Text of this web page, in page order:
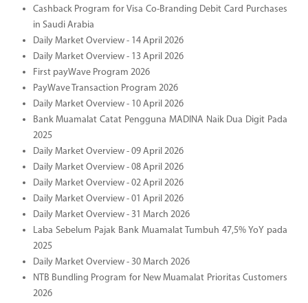
Cashback Program for Visa Co-Branding Debit Card Purchases
in Saudi Arabia
Daily Market Overview - 14 April 2026
Daily Market Overview - 13 April 2026
First payWave Program 2026
PayWave Transaction Program 2026
Daily Market Overview - 10 April 2026
Bank Muamalat Catat Pengguna MADINA Naik Dua Digit Pada
2025
Daily Market Overview - 09 April 2026
Daily Market Overview - 08 April 2026
Daily Market Overview - 02 April 2026
Daily Market Overview - 01 April 2026
Daily Market Overview - 31 March 2026
Laba Sebelum Pajak Bank Muamalat Tumbuh 47,5% YoY pada
2025
Daily Market Overview - 30 March 2026
NTB Bundling Program for New Muamalat Prioritas Customers
2026